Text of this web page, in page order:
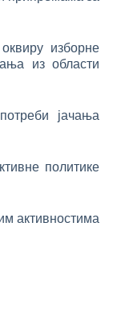
изборне
из области
јачања
политике
активностима